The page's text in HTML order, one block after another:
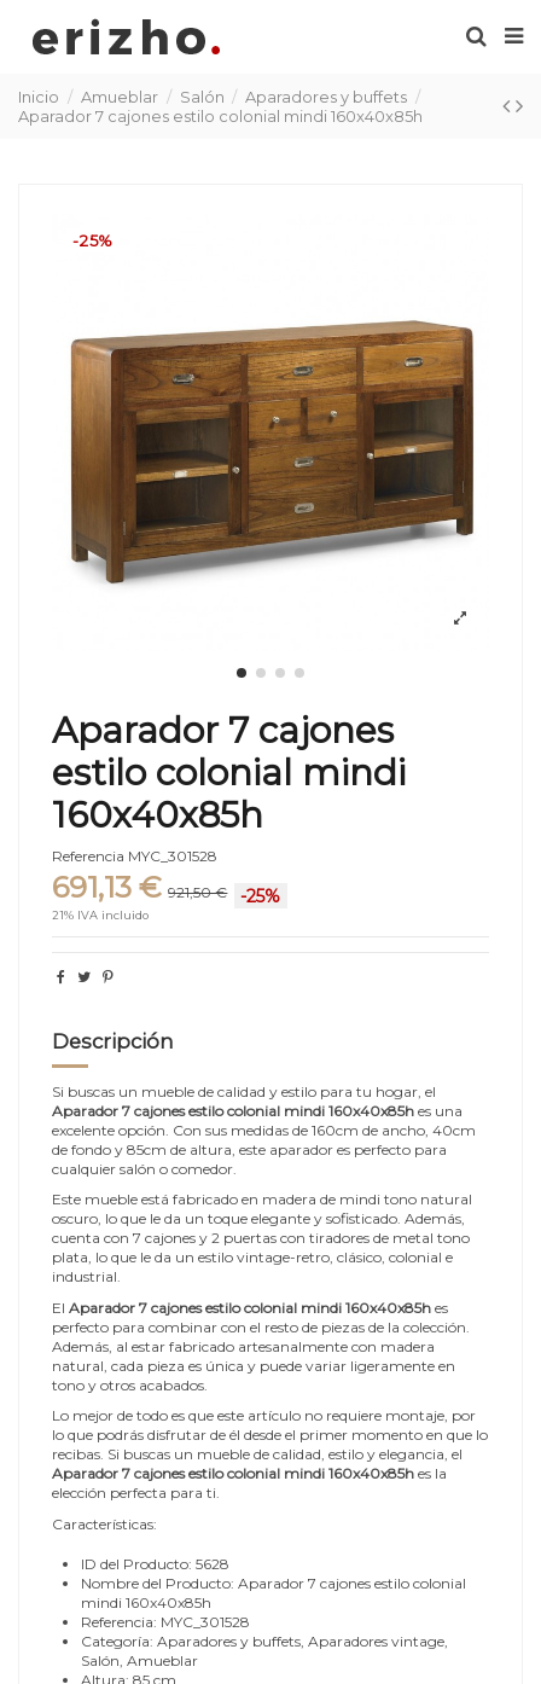
Inicio Amueblar Salón
Aparadores y buffets
Aparador 7 cajones estilo colonial mindi 160x40x85h
-25%
Aparador 7 cajones
estilo colonial mindi
160x40x85h
Referencia MYC_301528
691,13 € 921,50 € -25%
21% IVA incluido
Descripción
Si buscas un mueble de calidad y estilo para tu hogar, el
Aparador 7 cajones estilo colonial mindi 160x40x85h es una
excelente opción. Con sus medidas de 160cm de ancho, 40cm
de fondo y 85cm de altura, este aparador es perfecto para
cualquier salón o comedor.
Este mueble está fabricado en madera de mindi tono natural
oscuro, lo que le da un toque elegante y sofisticado. Además,
cuenta con 7 cajones y 2 puertas con tiradores de metal tono
plata, lo que le da un estilo vintage-retro, clásico, colonial e
industrial.
El Aparador 7 cajones estilo colonial mindi 160x40x85h es
perfecto para combinar con el resto de piezas de la colección.
Además, al estar fabricado artesanalmente con madera
natural, cada pieza es única y puede variar ligeramente en
tono y otros acabados.
Lo mejor de todo es que este artículo no requiere montaje, por
lo que podrás disfrutar de él desde el primer momento en que lo
recibas. Si buscas un mueble de calidad, estilo y elegancia, el
Aparador 7 cajones estilo colonial mindi 160x40x85h es la
elección perfecta para ti.
Características:
ID del Producto: 5628
Nombre del Producto: Aparador 7 cajones estilo colonial
mindi 160x40x85h
Referencia: MYC_301528
Categoría: Aparadores y buffets, Aparadores vintage,
Salón, Amueblar
Altura: 85 cm